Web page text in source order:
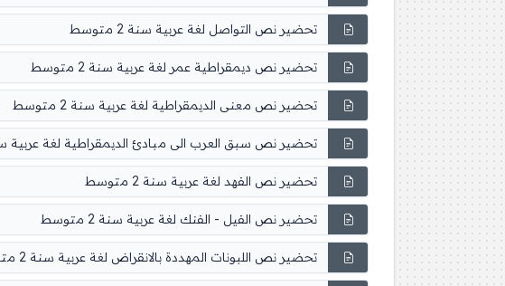
تحضير نص التواصل لغة عربية سنة 2 متوسط
تحضير نص ديمقراطية عمر لغة عربية سنة 2 متوسط
تحضير نص معنى الديمقراطية لغة عربية سنة 2 متوسط
تحضير نص سبق العرب الى مبادئ الديمقراطية لغة عربية سنة 2
تحضير نص الفهد لغة عربية سنة 2 متوسط
تحضير نص الفيل - الفنك لغة عربية سنة 2 متوسط
تحضير نص اللبونات المهددة بالانقراض لغة عربية سنة 2 متوسط